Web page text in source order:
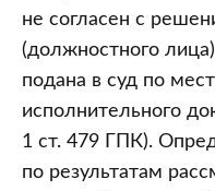
не согласен с
(должностного
подана в суд по
исполнительного
1 ст. 479 ГПК).
по результатам